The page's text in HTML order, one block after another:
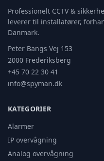
Professionelt CCTV &
leverer til installatører,
Danmark.
Peter Bangs Vej 153
2000 Frederiksberg
+45 70 22 30 41
info@spyman.dk
KATEGORIER
Alarmer
IP overvågning
Analog overvågning